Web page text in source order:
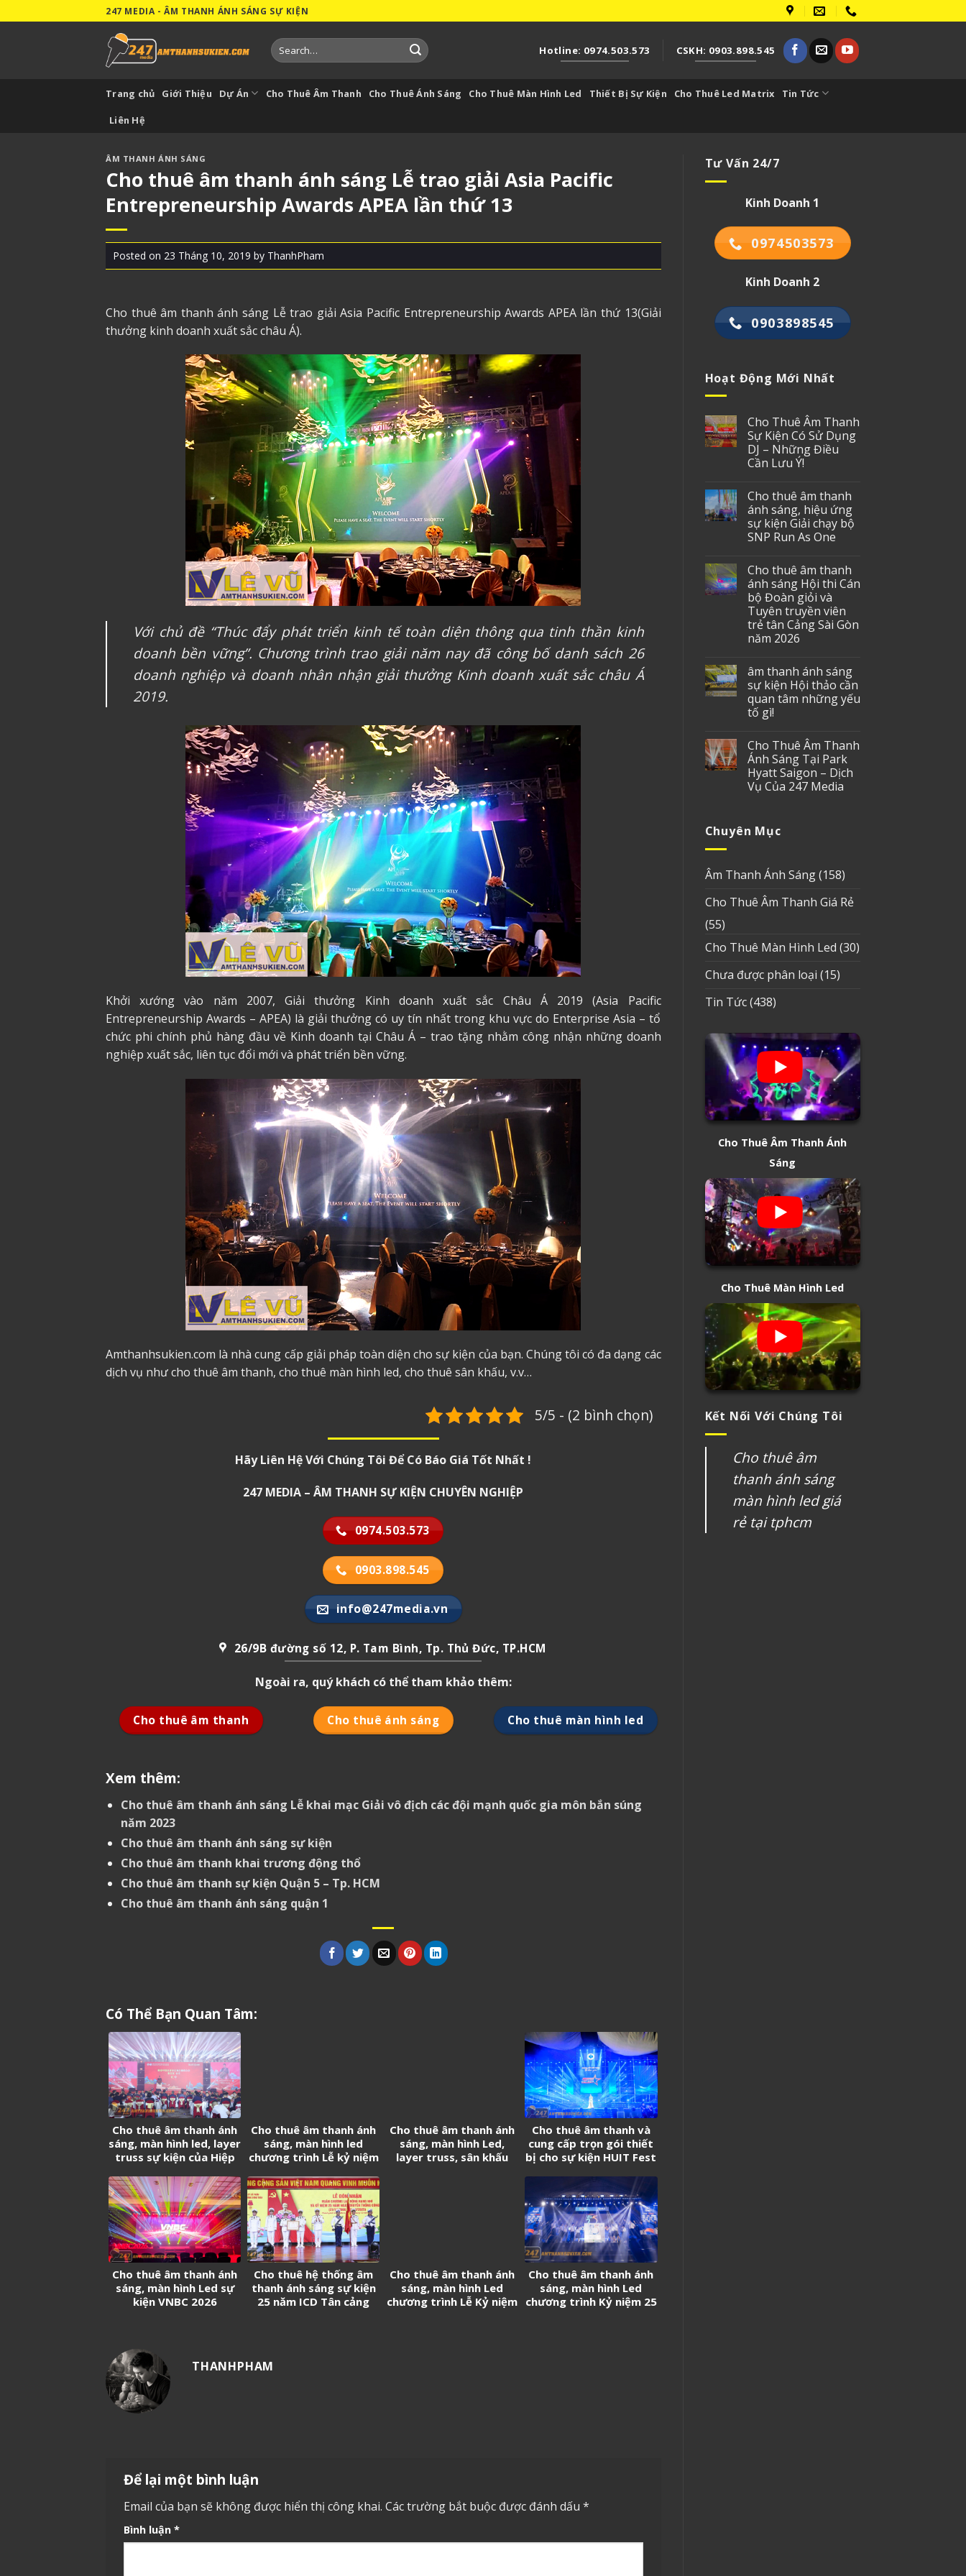
to
247 MEDIA - ÂM THANH ÁNH SÁNG SỰ KIỆN
Search
for:
Hotline: 0974.503.573 CSKH: 0903.898.545
Trang chủ Giới Thiệu Dự Án Cho Thuê Âm Thanh Cho Thuê Ánh Sáng Cho Thuê Màn Hình Led Thiết Bị Sự Kiện Cho Thuê Led Matrix Tin Tức
Liên Hệ
ÂM THANH ÁNH SÁNG
Cho thuê âm thanh ánh sáng Lễ trao giải Asia Pacific
Entrepreneurship Awards APEA lần thứ 13
Posted on 23 Tháng 10, 2019 by ThanhPham
Cho thuê âm thanh ánh sáng Lễ trao giải Asia Pacific Entrepreneurship Awards APEA lần thứ 13(Giải
thưởng kinh doanh xuất sắc châu Á).
Với chủ đề “Thúc đẩy phát triển kinh tế toàn diện thông qua tinh thần kinh
doanh bền vững”. Chương trình trao giải năm nay đã công bố danh sách 26
doanh nghiệp và doanh nhân nhận giải thưởng Kinh doanh xuất sắc châu Á
2019.
Khởi xướng vào năm 2007, Giải thưởng Kinh doanh xuất sắc Châu Á 2019 (Asia Pacific
Entrepreneurship Awards – APEA) là giải thưởng có uy tín nhất trong khu vực do Enterprise Asia – tổ
chức phi chính phủ hàng đầu về Kinh doanh tại Châu Á – trao tặng nhằm công nhận những doanh
nghiệp xuất sắc, liên tục đổi mới và phát triển bền vững.
Amthanhsukien.com là nhà cung cấp giải pháp toàn diện cho sự kiện của bạn. Chúng tôi có đa dạng các
dịch vụ nhưcho thuê âm thanh, cho thuê màn hình led, cho thuê sân khấu, v.v…
5/5 - (2 bình chọn)
Hãy Liên Hệ Với Chúng Tôi Để Có Báo Giá Tốt Nhất !
247 MEDIA – ÂM THANH SỰ KIỆN CHUYÊN NGHIỆP
0974.503.573
0903.898.545
info@247media.vn
26/9B đường số 12, P. Tam Bình, Tp. Thủ Đức, TP.HCM
Ngoài ra, quý khách có thể tham khảo thêm:
Cho thuê âm thanh Cho thuê ánh sáng Cho thuê màn hình led
Xem thêm:
Cho thuê âm thanh ánh sáng Lễ khai mạc Giải vô địch các đội mạnh quốc gia môn bắn súng
năm 2023
Cho thuê âm thanh ánh sáng sự kiện
Cho thuê âm thanh khai trương động thổ
Cho thuê âm thanh sự kiện Quận 5 – Tp. HCM
Cho thuê âm thanh ánh sáng quận 1
Có Thể Bạn Quan Tâm:
Cho thuê âm thanh ánh
sáng, màn hình led, layer
truss sự kiện của Hiệp
Quốc tại Việt Nam
Cho thuê âm thanh ánh
sáng, màn hình led
chương trình Lễ kỷ niệm
Cảng Logistics
Cho thuê âm thanh ánh
sáng, màn hình Led,
layer truss, sân khấu
Cho thuê âm thanh và
cung cấp trọn gói thiết
bị cho sự kiện HUIT Fest
Cho thuê âm thanh ánh
sáng, màn hình Led sự
kiện VNBC 2026
Cho thuê hệ thống âm
thanh ánh sáng sự kiện
25 năm ICD Tân cảng
Cho thuê âm thanh ánh
sáng, màn hình Led
chương trình Lễ Kỷ niệm
Cho thuê âm thanh ánh
sáng, màn hình Led
chương trình Kỷ niệm 25
THANHPHAM
Để lại một bình luận
Email của bạn sẽ không được hiển thị công khai. Các trường bắt buộc được đánh dấu *
Bình luận *
Tư Vấn 24/7
Kinh Doanh 1
0974503573
Kinh Doanh 2
0903898545
Hoạt Động Mới Nhất
Cho Thuê Âm Thanh
Sự Kiện Có Sử Dụng
DJ – Những Điều
Cần Lưu Ý!
Cho thuê âm thanh
ánh sáng, hiệu ứng
sự kiện Giải chạy bộ
SNP Run As One
Cho thuê âm thanh
ánh sáng Hội thi Cán
bộ Đoàn giỏi và
Tuyên truyền viên
trẻ tân Cảng Sài Gòn
năm 2026
âm thanh ánh sáng
sự kiện Hội thảo cần
quan tâm những yếu
tố gì!
Cho Thuê Âm Thanh
Ánh Sáng Tại Park
Hyatt Saigon – Dịch
Vụ Của 247 Media
Chuyên Mục
Âm Thanh Ánh Sáng(158)
Cho Thuê Âm Thanh Giá Rẻ
(55)
Cho Thuê Màn Hình Led (30)
Chưa được phân loại (15)
Tin Tức(438)
Cho Thuê Âm Thanh Ánh
Sáng
Cho Thuê Màn Hình Led
Kết Nối Với Chúng Tôi
Cho thuê âm
thanh ánh sáng
màn hình led giá
rẻ tại tphcm